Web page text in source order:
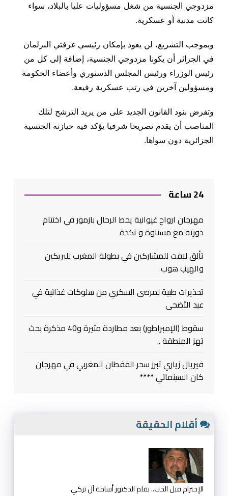
مزدوجي الجنسية من شغل مسؤوليات عليا بالبلاد، سواء
كانت مدنية أو عسكرية.
وبموجب التشريع، لن يعود بإمكان رئيسي غرفتي البرلمان
في الجزائر أن يكونا مزدوجي الجنسية، إضافة إلى كل من
رئيس الوزراء ورئيس المجلس الدستوري وأعضاء الحكومة
ومسؤولين آخرين في رتب عسكرية رفيعة.
وتفرض بنود القانون الجديد على من يريد الترشح لتلك
المناصب أن يقدم تصريحا شرفيا يؤكد فيه حيازته الجنسية
الجزائرية دون سواها.
24 ساعة
مهرجان ارواح غيوانية يحط الرحال بازمور في اختتام
دورته مع مسناوة و تكدة
تألق لافت للمشاركين في بطولة المغرب للبريكين
والهيب هوب
تحذيرات طبية لمرضى السكري من سلوكات غذائية في
عيد الأضحى
سقوط (الإمبراطور) بعد مطاردة متيرة و40 مذكرة بحث
تهز المنطقة ..
فيريال زياري تبرز سحر القفطان المغربي في مهرجان
كان السينمائي ****
أقلام الحقيقة
الإحترام قبل الحب.. بقلم الدكتور أسامة آل تركي